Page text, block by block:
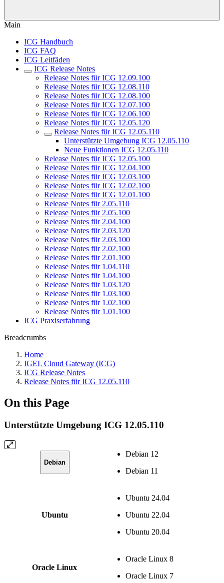
Main
ICG Handbuch
ICG FAQ
ICG Leitfäden
ICG Release Notes
Release Notes für ICG 12.09.100
Release Notes für ICG 12.08.110
Release Notes für ICG 12.08.100
Release Notes für ICG 12.07.100
Release Notes für ICG 12.06.100
Release Notes für ICG 12.05.120
Release Notes für ICG 12.05.110
Unterstützte Umgebung ICG 12.05.110
Neue Funktionen ICG 12.05.110
Release Notes für ICG 12.05.100
Release Notes für ICG 12.04.100
Release Notes für ICG 12.03.100
Release Notes für ICG 12.02.100
Release Notes für ICG 12.01.100
Release Notes für 2.05.110
Release Notes für 2.05.100
Release Notes für 2.04.100
Release Notes für 2.03.120
Release Notes für 2.03.100
Release Notes für 2.02.100
Release Notes für 2.01.100
Release Notes für 1.04.110
Release Notes für 1.04.100
Release Notes für 1.03.120
Release Notes für 1.03.100
Release Notes für 1.02.100
Release Notes für 1.01.100
ICG Praxiserfahrung
Breadcrumbs
Home
IGEL Cloud Gateway (ICG)
ICG Release Notes
Release Notes für ICG 12.05.110
On this Page
Unterstützte Umgebung ICG 12.05.110
Debian
Debian 12
Debian 11
Ubuntu
Ubuntu 24.04
Ubuntu 22.04
Ubuntu 20.04
Oracle Linux
Oracle Linux 8
Oracle Linux 7